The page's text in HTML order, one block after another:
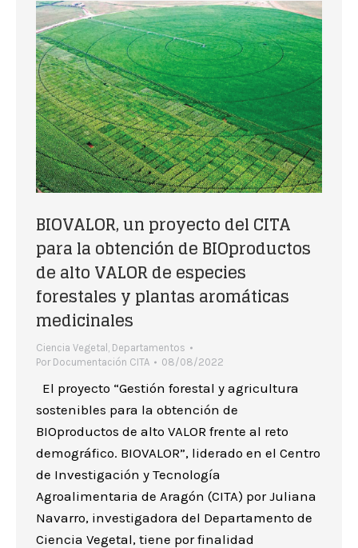
BIOVALOR, un proyecto del CITA
para la obtención de BIOproductos
de alto VALOR de especies
forestales y plantas aromáticas
medicinales
Ciencia Vegetal
Departamentos
Por Documentación CITA 08/08/2022
El proyecto “Gestión forestal y agricultura
sostenibles para la obtención de
BIOproductos de alto VALOR frente al reto
demográfico. BIOVALOR”, liderado en el Centro
de Investigación y Tecnología
Agroalimentaria de Aragón (CITA) por Juliana
Navarro, investigadora del Departamento de
Ciencia Vegetal, tiene por finalidad